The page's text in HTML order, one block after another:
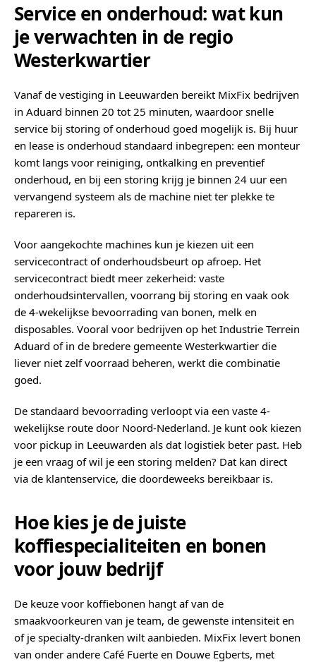
Service en onderhoud: wat kun
je verwachten in de regio
Westerkwartier
Vanaf de vestiging in Leeuwarden bereikt MixFix bedrijven
in Aduard binnen 20 tot 25 minuten, waardoor snelle
service bij storing of onderhoud goed mogelijk is. Bij huur
en lease is onderhoud standaard inbegrepen: een monteur
komt langs voor reiniging, ontkalking en preventief
onderhoud, en bij een storing krijg je binnen 24 uur een
vervangend systeem als de machine niet ter plekke te
repareren is.
Voor aangekochte machines kun je kiezen uit een
servicecontract of onderhoudsbeurt op afroep. Het
servicecontract biedt meer zekerheid: vaste
onderhoudsintervallen, voorrang bij storing en vaak ook
de 4-wekelijkse bevoorrading van bonen, melk en
disposables. Vooral voor bedrijven op het Industrie Terrein
Aduard of in de bredere gemeente Westerkwartier die
liever niet zelf voorraad beheren, werkt die combinatie
goed.
De standaard bevoorrading verloopt via een vaste 4-
wekelijkse route door Noord-Nederland. Je kunt ook kiezen
voor pickup in Leeuwarden als dat logistiek beter past. Heb
je een vraag of wil je een storing melden? Dat kan direct
via de klantenservice, die doordeweeks bereikbaar is.
Hoe kies je de juiste
koffiespecialiteiten en bonen
voor jouw bedrijf
De keuze voor koffiebonen hangt af van de
smaakvoorkeuren van je team, de gewenste intensiteit en
of je specialty-dranken wilt aanbieden. MixFix levert bonen
van onder andere Café Fuerte en Douwe Egberts, met